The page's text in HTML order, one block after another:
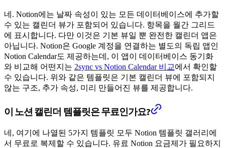
네. Notion에는 날짜 속성이 있는 모든 데이터베이스에 추가할
수 있는 캘린더 뷰가 포함되어 있습니다. 항목을 월간 그리드
에 표시합니다. 다만 이것은 기본 뷰일 뿐 완전한 캘린더 앱은
아닙니다. Notion은 Google 계정을 연결하는 별도의 독립 앱인
Notion Calendar도 제공하는데, 이 앱이 데이터베이스 동기화
와 비교해 어떤지는 2sync vs Notion Calendar 비교에서 확인할
수 있습니다. 위와 같은 템플릿은 기본 캘린더 뷰에 포함되지
않는 구조, 추가 속성, 미리 만들어진 뷰를 제공합니다.
이 노션 캘린더 템플릿은 무료인가요?
네, 여기에 나열된 5가지 템플릿 모두 Notion 템플릿 갤러리에
서 무료로 복제할 수 있습니다. 유료 Notion 요금제가 필요하지